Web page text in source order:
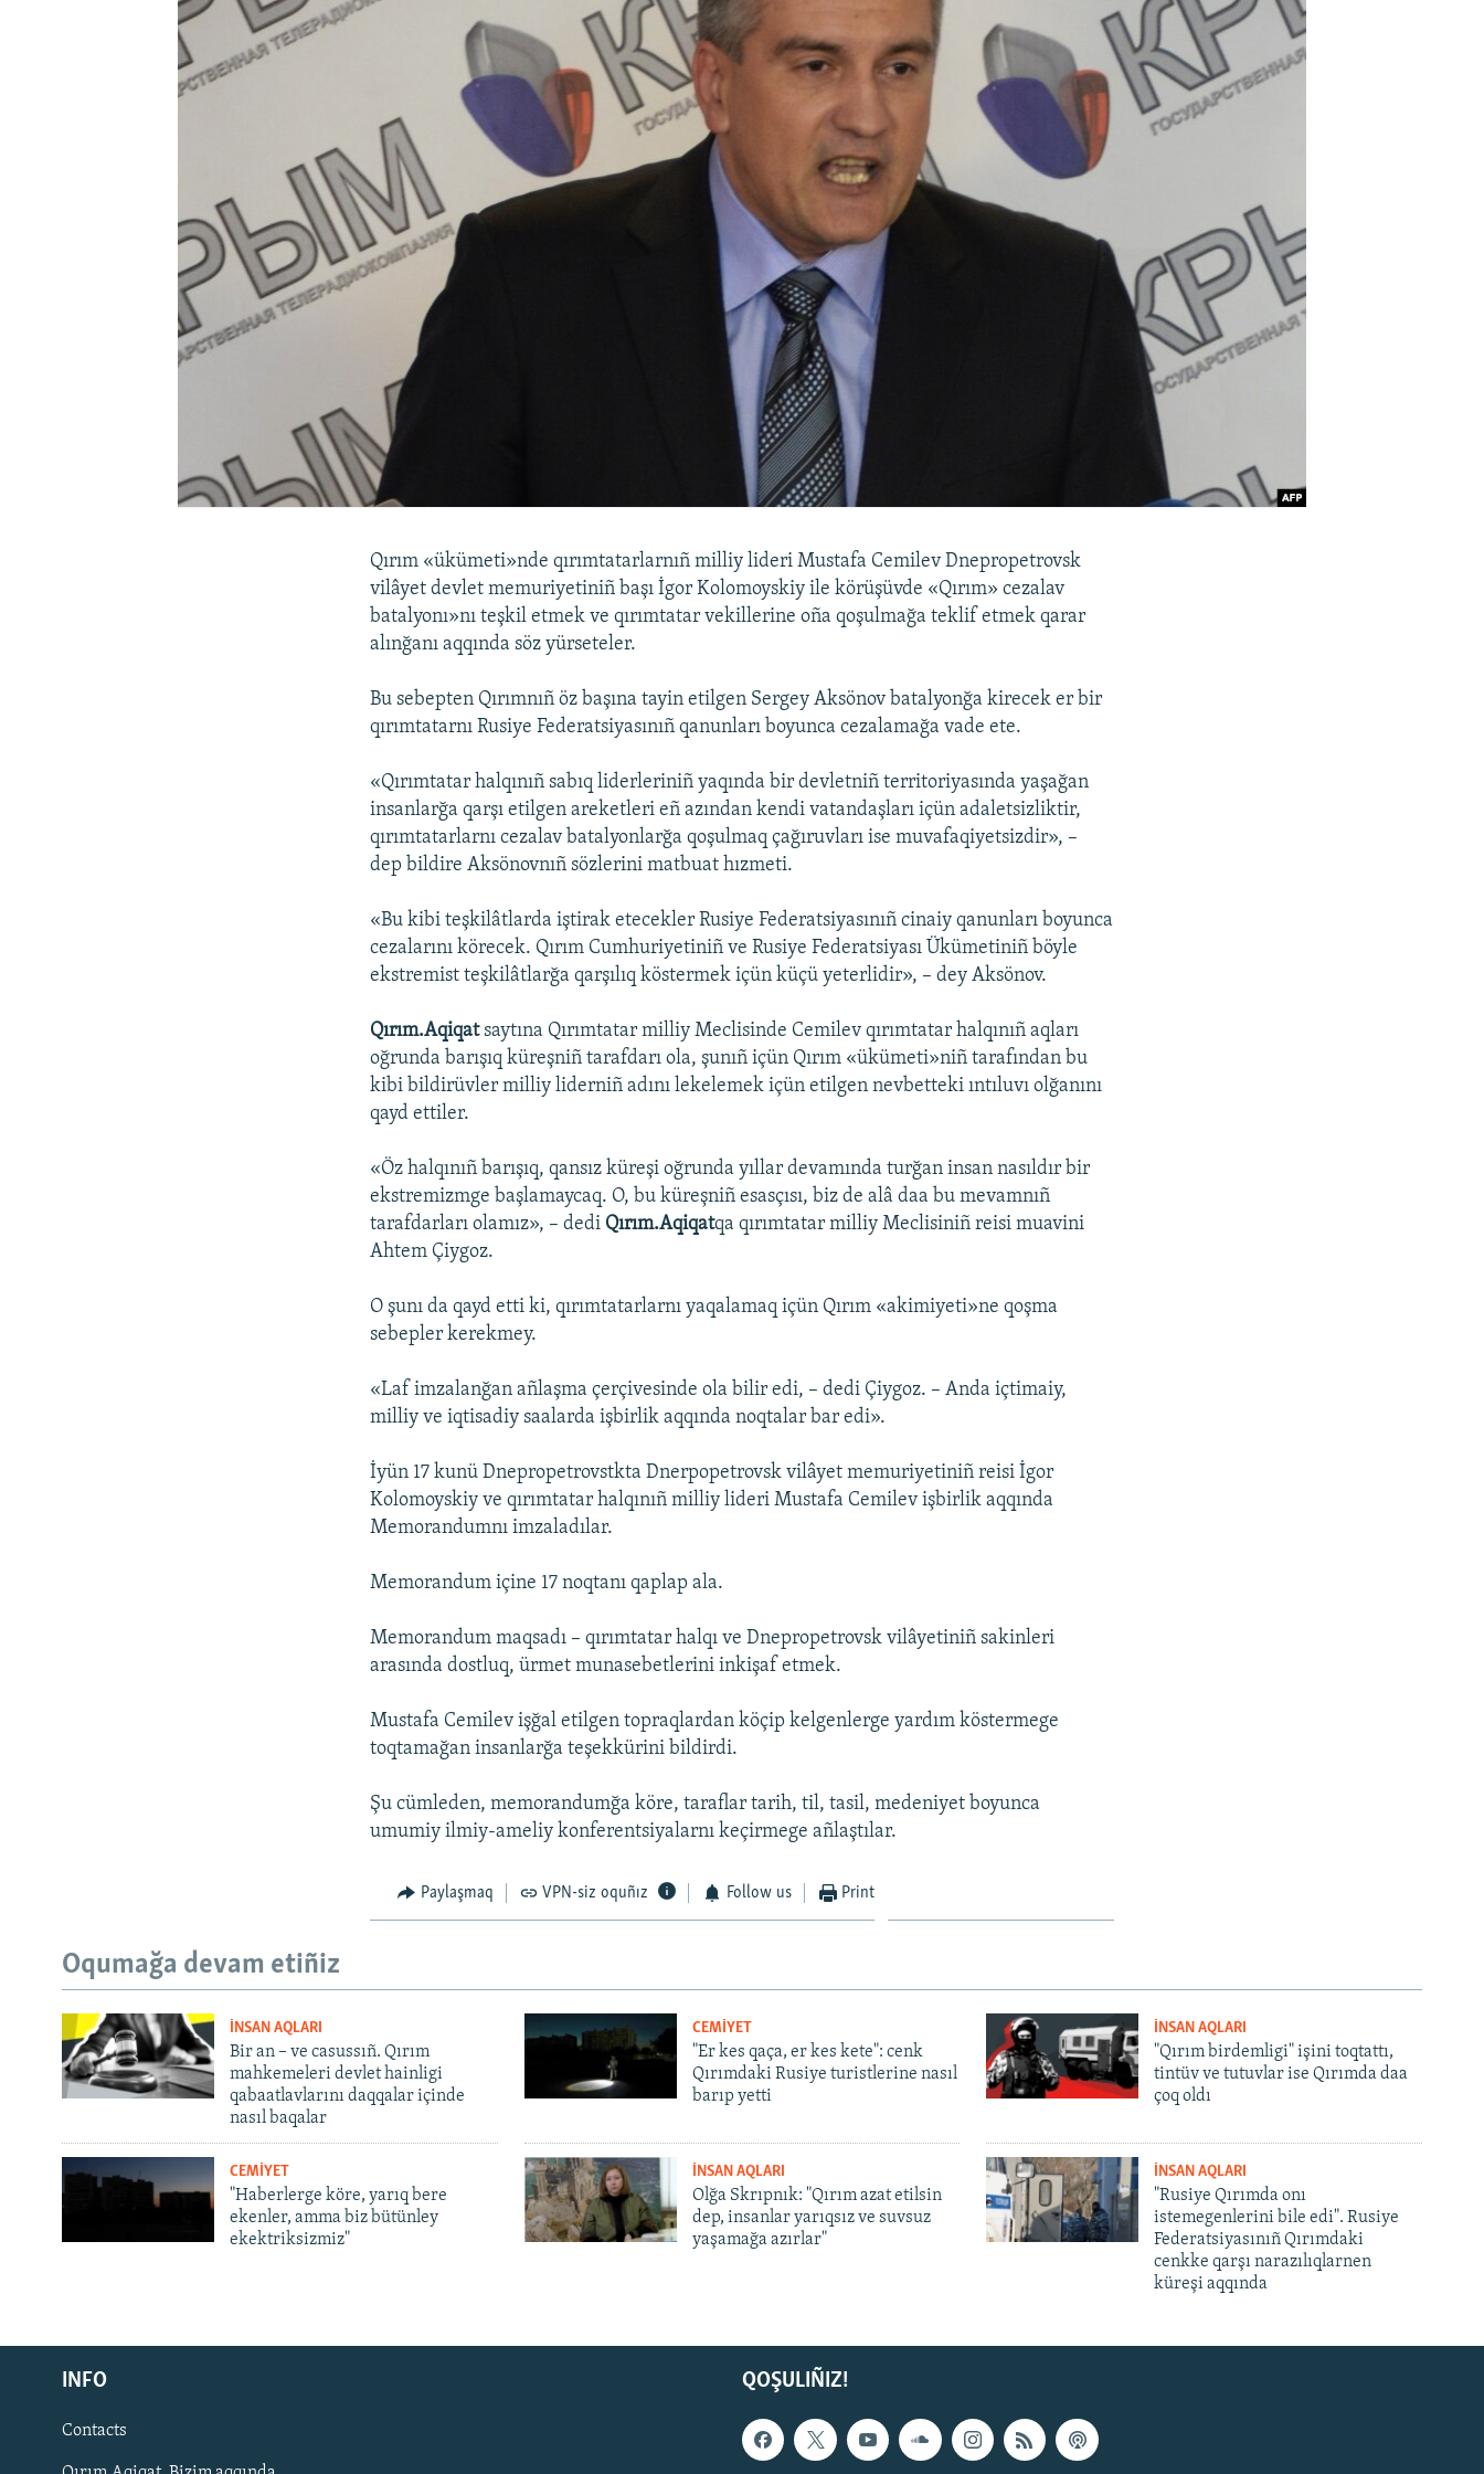
Русский
Українською
QOŞULIÑIZ!
Qırım «ükümeti»nde qırımtatarlarnıñ milliy lideri Mustafa Cemilev Dnepropetrovsk
vilâyet devlet memuriyetiniñ başı İgor Kolomoyskiy ile körüşüvde «Qırım» cezalav
batalyonı»nı teşkil etmek ve qırımtatar vekillerine oña qoşulmağa teklif etmek qarar
alınğanı aqqında söz yürseteler.
Bu sebepten Qırımnıñ öz başına tayin etilgen Sergey Aksönov batalyonğa kirecek er bir
qırımtatarnı Rusiye Federatsiyasınıñ qanunları boyunca cezalamağa vade ete.
«Qırımtatar halqınıñ sabıq liderleriniñ yaqında bir devletniñ territoriyasında yaşağan
insanlarğa qarşı etilgen areketleri eñ azından kendi vatandaşları içün adaletsizliktir,
qırımtatarlarnı cezalav batalyonlarğa qoşulmaq çağıruvları ise muvafaqiyetsizdir», –
dep bildire Aksönovnıñ sözlerini matbuat hızmeti.
«Bu kibi teşkilâtlarda iştirak etecekler Rusiye Federatsiyasınıñ cinaiy qanunları boyunca
cezalarını körecek. Qırım Cumhuriyetiniñ ve Rusiye Federatsiyası Ükümetiniñ böyle
ekstremist teşkilâtlarğa qarşılıq köstermek içün küçü yeterlidir», – dey Aksönov.
Qırım.Aqiqatsaytına Qırımtatar milliy Meclisinde Cemilev qırımtatar halqınıñ aqları
oğrunda barışıq küreşniñ tarafdarı ola, şunıñ içün Qırım «ükümeti»niñ tarafından bu
kibi bildirüvler milliy liderniñ adını lekelemek içün etilgen nevbetteki ıntıluvı olğanını
qayd ettiler.
«Öz halqınıñ barışıq, qansız küreşi oğrunda yıllar devamında turğan insan nasıldır bir
ekstremizmge başlamaycaq. O, bu küreşniñ esasçısı, biz de alâ daa bu mevamnıñ
tarafdarları olamız», – dedi Qırım.Aqiqatqa qırımtatar milliy Meclisiniñ reisi muavini
Ahtem Çiygoz.
O şunı da qayd etti ki, qırımtatarlarnı yaqalamaq içün Qırım «akimiyeti»ne qoşma
sebepler kerekmey.
«Laf imzalanğan añlaşma çerçivesinde ola bilir edi, – dedi Çiygoz. – Anda içtimaiy,
milliy ve iqtisadiy saalarda işbirlik aqqında noqtalar bar edi».
İyün 17 kunü Dnepropetrovstkta Dnerpopetrovsk vilâyet memuriyetiniñ reisi İgor
Kolomoyskiy ve qırımtatar halqınıñ milliy lideri Mustafa Cemilev işbirlik aqqında
Memorandumnı imzaladılar.
Memorandum içine 17 noqtanı qaplap ala.
Memorandum maqsadı – qırımtatar halqı ve Dnepropetrovsk vilâyetiniñ sakinleri
arasında dostluq, ürmet munasebetlerini inkişaf etmek.
Mustafa Cemilev işğal etilgen topraqlardan köçip kelgenlerge yardım köstermege
toqtamağan insanlarğa teşekkürini bildirdi.
Şu cümleden, memorandumğa köre, taraflar tarih, til, tasil, medeniyet boyunca
umumiy ilmiy-ameliy konferentsiyalarnı keçirmege añlaştılar.
Paylaşmaq VPN-siz oquñız Follow us Print
Oqumağa devam etiñiz
İNSAN AQLARI
Bir an – ve casussıñ. Qırım
mahkemeleri devlet hainligi
qabaatlavlarını daqqalar içinde
nasıl baqalar
CEMİYET
"Er kes qaça, er kes kete": cenk
Qırımdaki Rusiye turistlerine nasıl
barıp yetti
İNSAN AQLARI
"Qırım birdemligi" işini toqtattı,
tintüv ve tutuvlar ise Qırımda daa
çoq oldı
CEMİYET
"Haberlerge köre, yarıq bere
ekenler, amma biz bütünley
ekektriksizmiz"
İNSAN AQLARI
Olğa Skrıpnık: "Qırım azat etilsin
dep, insanlar yarıqsız ve suvsuz
yaşamağa azırlar"
İNSAN AQLARI
"Rusiye Qırımda onı
istemegenlerini bile edi". Rusiye
Federatsiyasınıñ Qırımdaki
cenkke qarşı narazılıqlarnen
küreşi aqqında
QOŞULIÑIZ!
INFO
Contacts